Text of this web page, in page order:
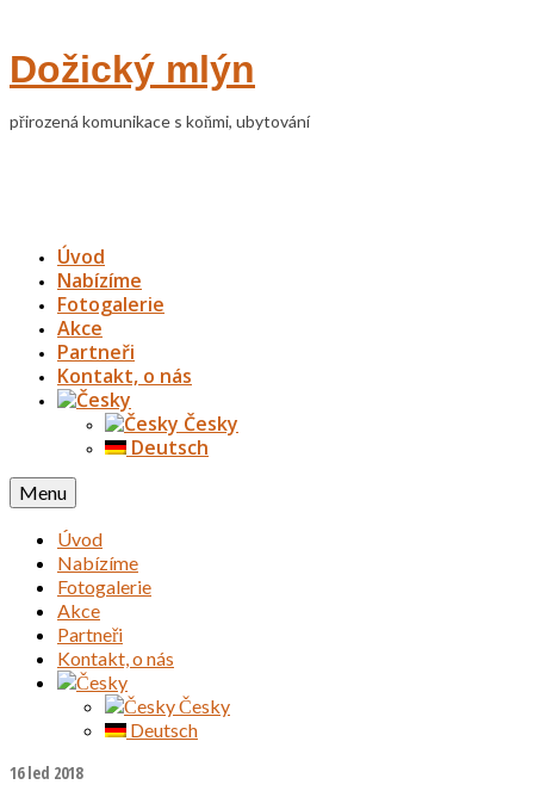
Dožický mlýn
přirozená komunikace s koňmi, ubytování
Úvod
Nabízíme
Fotogalerie
Akce
Partneři
Kontakt, o nás
Česky
Deutsch
Menu
Úvod
Nabízíme
Fotogalerie
Akce
Partneři
Kontakt, o nás
Česky
Deutsch
16led 2018